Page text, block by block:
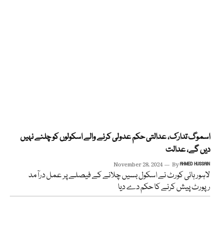
اسموگ تدارک، عدالتی حکم عدولی کرنے والے اسکولوں کو چلنے نہیں
دیں گے، عدالت
November 28, 2024 ByAHMED HUSSAIN
لاہور ہائی کورٹ نے اسکول بسیں چلانے کے فیصلے پر عمل درآمد
رپورٹ پیش کرنے کا حکم دے دیا